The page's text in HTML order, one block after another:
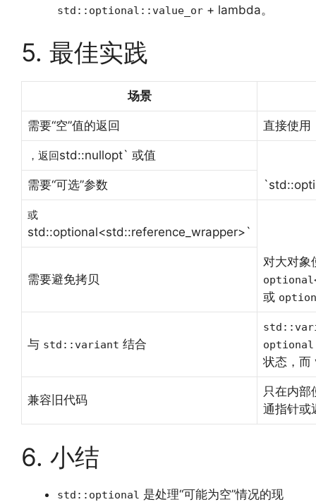
std::optional::value_or + lambda。
5. 最佳实践
场景
需要“空”值的返回 直接使
，返回std::nullopt` 或值
需要“可选”参数
或
std::optional<std::reference_wrapper>`
需要避免拷贝
对大对象
或
与 std::variant 结合
optional
状态，而
兼容旧代码
只在内
通指针或
6. 小结
std::optional 是处理“可能为空”情况的现